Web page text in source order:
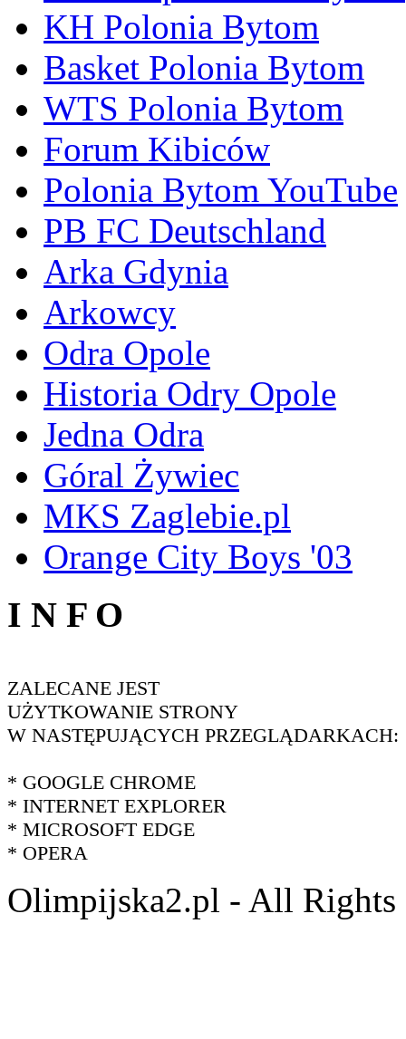
KH Polonia Bytom
Basket Polonia Bytom
WTS Polonia Bytom
Forum Kibiców
Polonia Bytom YouTube
PB FC Deutschland
Arka Gdynia
Arkowcy
Odra Opole
Historia Odry Opole
Jedna Odra
Góral Żywiec
MKS Zaglebie.pl
Orange City Boys '03
I N F O
ZALECANE JEST
UŻYTKOWANIE STRONY
W NASTĘPUJĄCYCH PRZEGLĄDARKACH:
* GOOGLE CHROME
* INTERNET EXPLORER
* MICROSOFT EDGE
* OPERA
Olimpijska2.pl - All Rights